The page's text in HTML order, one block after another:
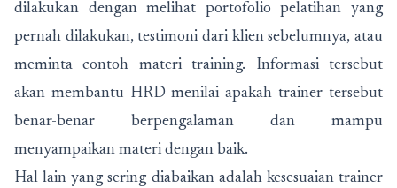
dilakukan dengan melihat portofolio pelatihan yang
pernah dilakukan, testimoni dari klien sebelumnya, atau
meminta contoh materi training. Informasi tersebut
akan membantu HRD menilai apakah trainer tersebut
benar-benar berpengalaman dan mampu
menyampaikan materi dengan baik.
Hal lain yang sering diabaikan adalah kesesuaian trainer